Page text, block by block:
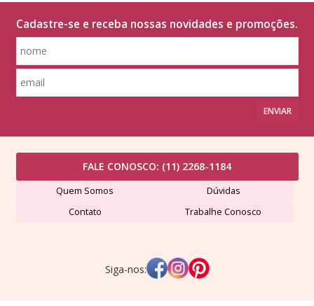
Cadastre-se e receba nossas novidades e promoções.
ENVIAR
FALE CONOSCO: (11) 2268-1184
Quem Somos
Dúvidas
Contato
Trabalhe Conosco
Siga-nos: